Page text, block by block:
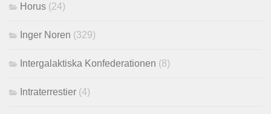
Horus (24)
Inger Noren (329)
Intergalaktiska Konfederationen (8)
Intraterrestier (4)